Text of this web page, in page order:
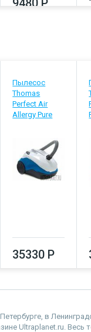
Пылесос
Thomas
Perfect Air
Allergy Pure
35330 Р
в
Ultraplanet.ru.